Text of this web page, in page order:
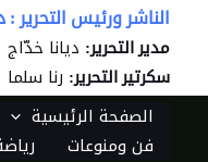
تخطي
المحتوى
الناشر ورئيس التحرير :
مدير التحرير: ديانا خدّاج
سكرتير التحرير: رنا سلما
الصفحة الرئيسية
فن ومنوعات